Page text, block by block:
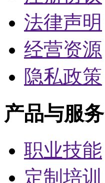
法律声明
经营资源
隐私政策
产品与服务
职业技能
定制培训